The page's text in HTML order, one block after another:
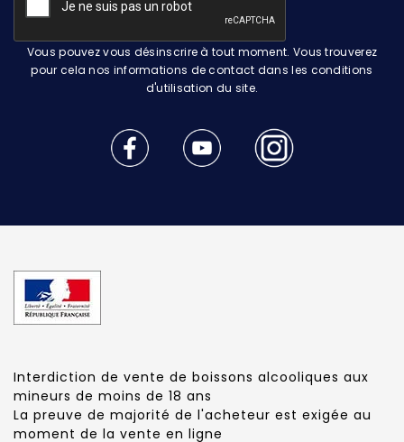
Vous pouvez vous désinscrire à tout moment. Vous trouverez
pour cela nos informations de contact dans les conditions
d'utilisation du site.
Interdiction de vente de boissons alcooliques aux
mineurs de moins de 18 ans
La preuve de majorité de l'acheteur est exigée au
moment de la vente en ligne